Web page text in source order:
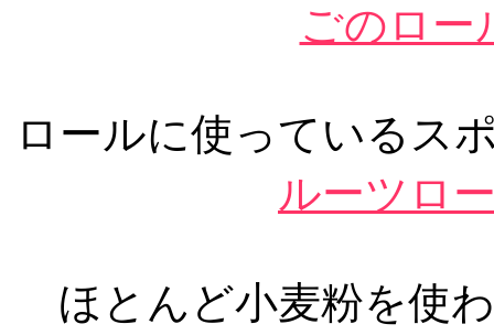
ごのロー
ロールに使っているス
ルーツロ
ほとんど小麦粉を使